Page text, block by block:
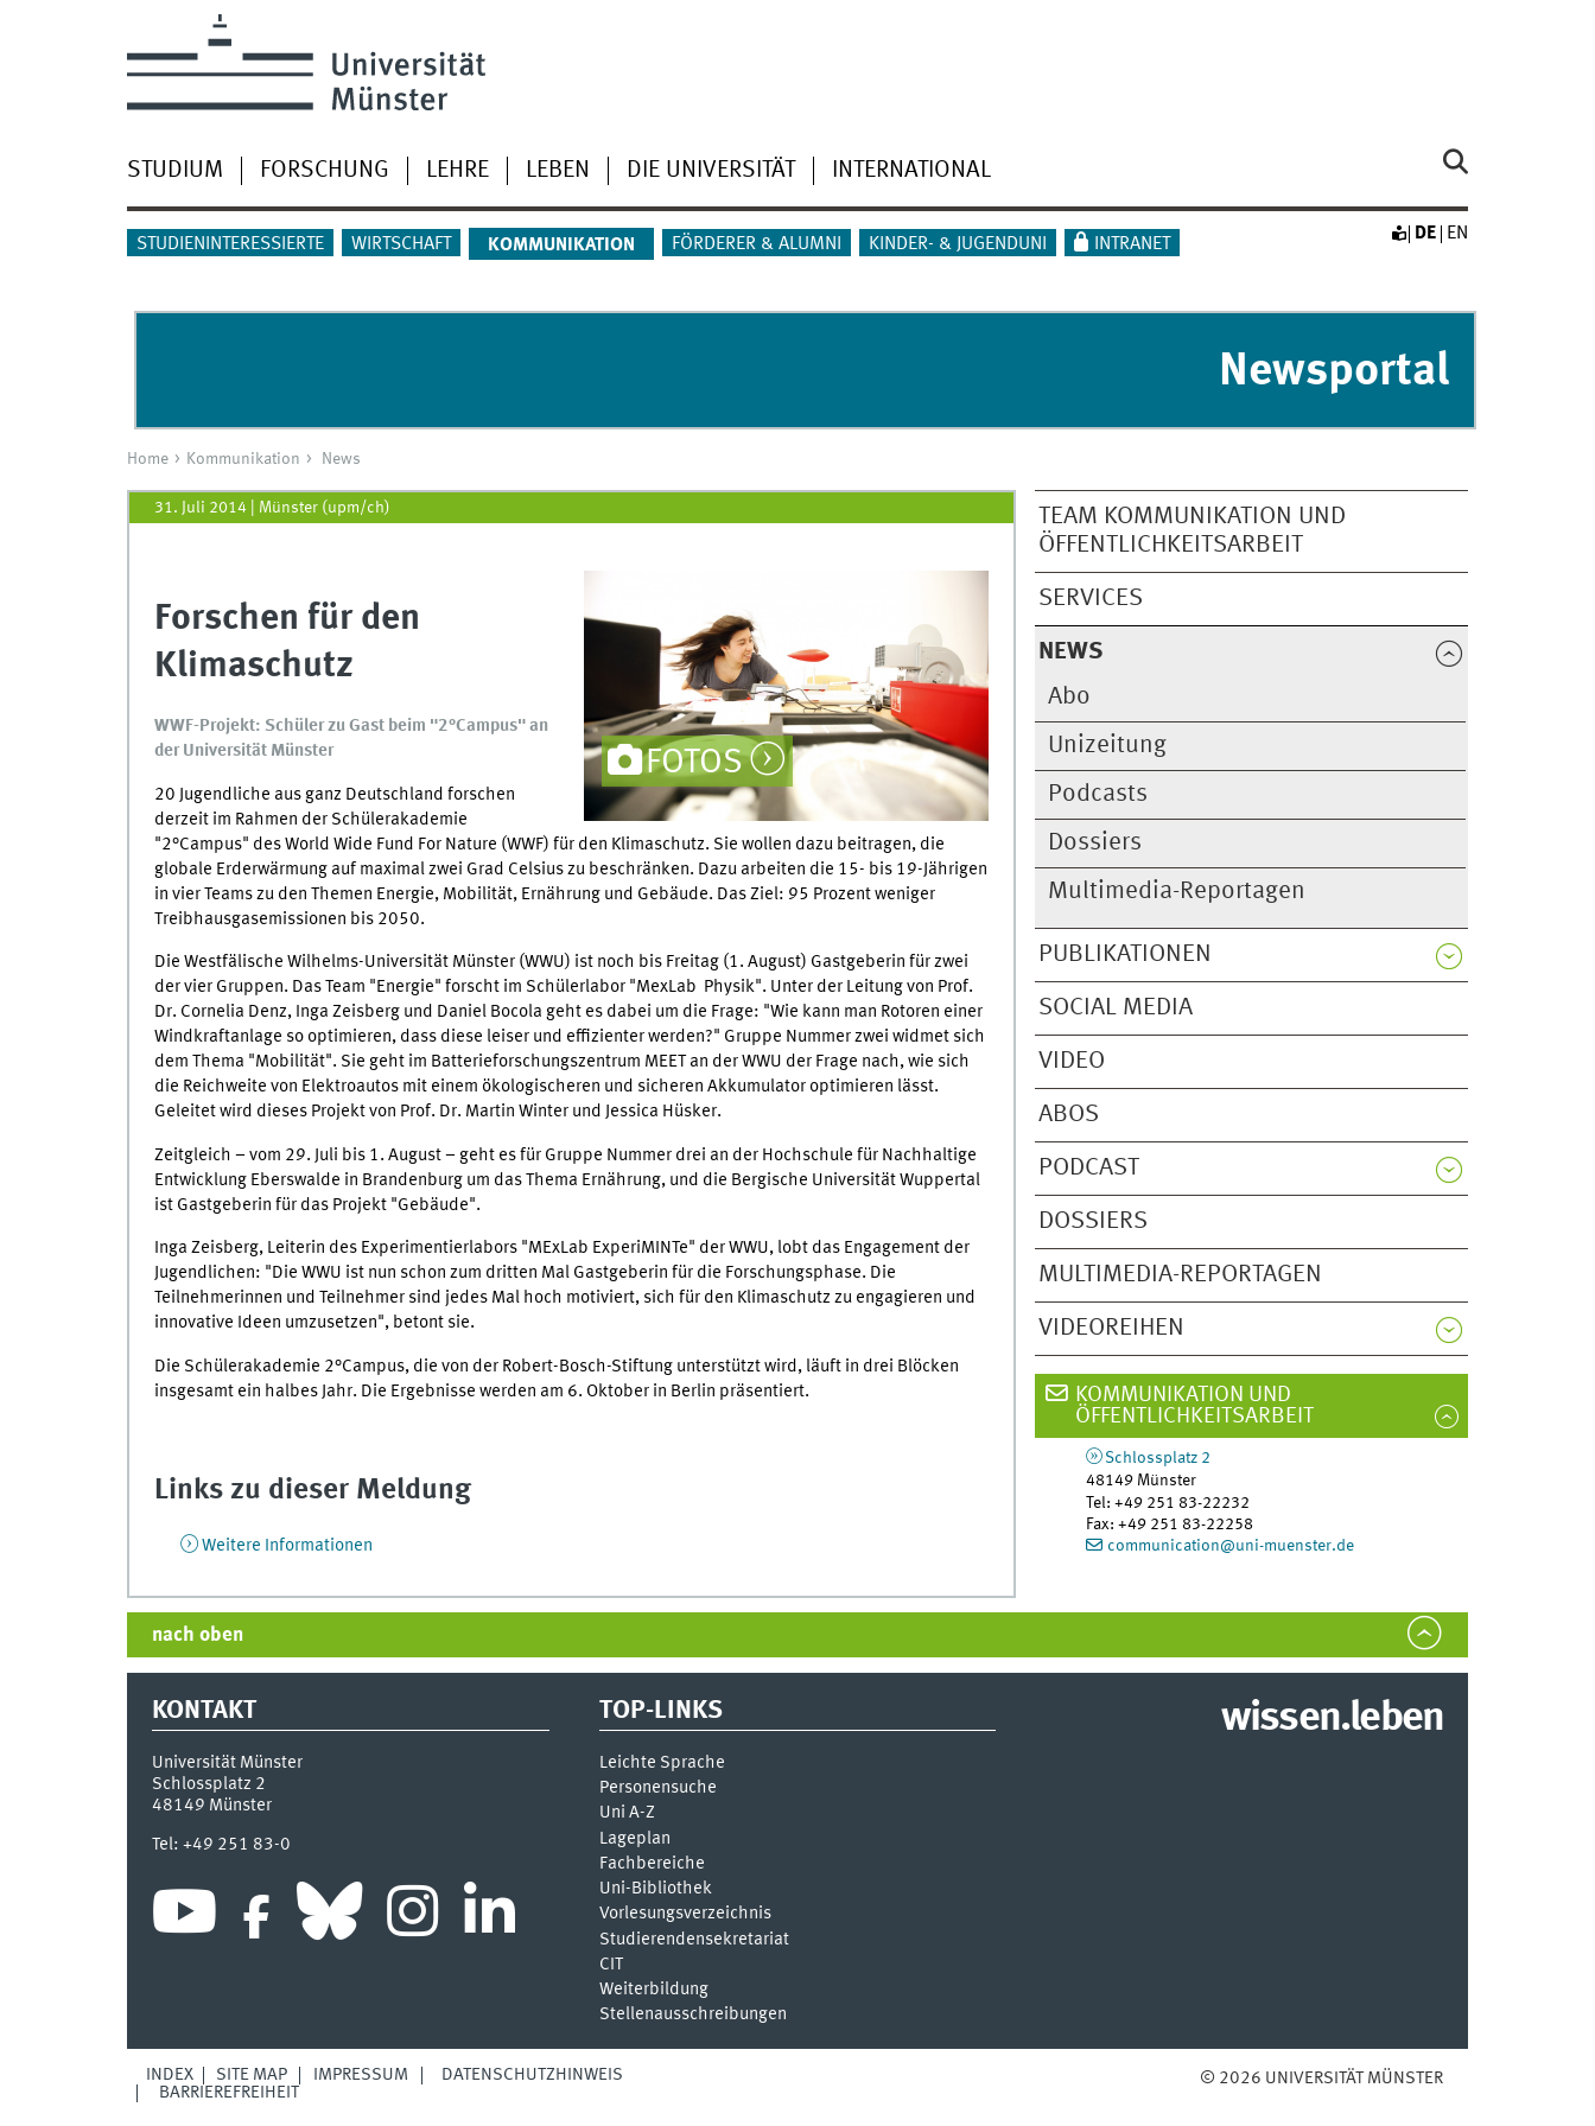
STUDIUM FORSCHUNG LEHRE LEBEN DIE UNIVERSITÄT INTERNATIONAL
STUDIENINTERESSIERTE WIRTSCHAFT KOMMUNIKATION FÖRDERER & ALUMNI KINDER- & JUGENDUNI INTRANET
DE EN
Newsportal
Home Kommunikation News
TEAM KOMMUNIKATION UND
ÖFFENTLICHKEITSARBEIT
SERVICES
NEWS
Abo
Unizeitung
Podcasts
Dossiers
Multimedia-Reportagen
PUBLIKATIONEN
SOCIAL MEDIA
VIDEO
ABOS
PODCAST
DOSSIERS
MULTIMEDIA-REPORTAGEN
VIDEOREIHEN
31. Juli 2014| Münster (upm/ch)
FOTOS
Forschen für den
Klimaschutz
WWF-Projekt: Schüler zu Gast beim "2°Campus" an
der Universität Münster
20 Jugendliche aus ganz Deutschland forschen
derzeit im Rahmen der Schülerakademie
"2°Campus" des World Wide Fund For Nature (WWF) für den Klimaschutz. Sie wollen dazu beitragen, die
globale Erderwärmung auf maximal zwei Grad Celsius zu beschränken. Dazu arbeiten die 15- bis 19-Jährigen
in vier Teams zu den Themen Energie, Mobilität, Ernährung und Gebäude. Das Ziel: 95 Prozent weniger
Treibhausgasemissionen bis 2050.
Die Westfälische Wilhelms-Universität Münster (WWU) ist noch bis Freitag (1. August) Gastgeberin für zwei
der vier Gruppen. Das Team "Energie" forscht im Schülerlabor "MexLab Physik". Unter der Leitung von Prof.
Dr. Cornelia Denz, Inga Zeisberg und Daniel Bocola geht es dabei um die Frage: "Wie kann man Rotoren einer
Windkraftanlage so optimieren, dass diese leiser und effizienter werden?" Gruppe Nummer zwei widmet sich
dem Thema "Mobilität". Sie geht im Batterieforschungszentrum MEET an der WWU der Frage nach, wie sich
die Reichweite von Elektroautos mit einem ökologischeren und sicheren Akkumulator optimieren lässt.
Geleitet wird dieses Projekt von Prof. Dr. Martin Winter und Jessica Hüsker.
Zeitgleich – vom 29. Juli bis 1. August – geht es für Gruppe Nummer drei an der Hochschule für Nachhaltige
Entwicklung Eberswalde in Brandenburg um das Thema Ernährung, und die Bergische Universität Wuppertal
ist Gastgeberin für das Projekt "Gebäude".
Inga Zeisberg, Leiterin des Experimentierlabors "MExLab ExperiMINTe" der WWU, lobt das Engagement der
Jugendlichen: "Die WWU ist nun schon zum dritten Mal Gastgeberin für die Forschungsphase. Die
Teilnehmerinnen und Teilnehmer sind jedes Mal hoch motiviert, sich für den Klimaschutz zu engagieren und
innovative Ideen umzusetzen", betont sie.
Die Schülerakademie 2°Campus, die von der Robert-Bosch-Stiftung unterstützt wird, läuft in drei Blöcken
insgesamt ein halbes Jahr. Die Ergebnisse werden am 6. Oktober in Berlin präsentiert.
Links zu dieser Meldung
Weitere Informationen
KOMMUNIKATION UND
ÖFFENTLICHKEITSARBEIT
Schlossplatz 2
48149 Münster
Tel:+49 251 83-22232
Fax:+49 251 83-22258
communication@uni-muenster.de
nach oben
KONTAKT
Universität Münster
Schlossplatz 2
48149 Münster
Tel: +49 251 83-0
TOP-LINKS
Leichte Sprache
Personensuche
Uni A-Z
Lageplan
Fachbereiche
Uni-Bi­bli­o­thek
Vor­le­sungs­ver­zeich­nis
Stu­die­ren­den­se­kre­ta­ri­at
CIT
Weiterbildung
Stellenausschreibungen
wissen.leben
INDEX SITE MAP IMPRESSUM
DATENSCHUTZHINWEIS
BARRIEREFREIHEIT
© 2026 UNIVERSITÄT MÜNSTER